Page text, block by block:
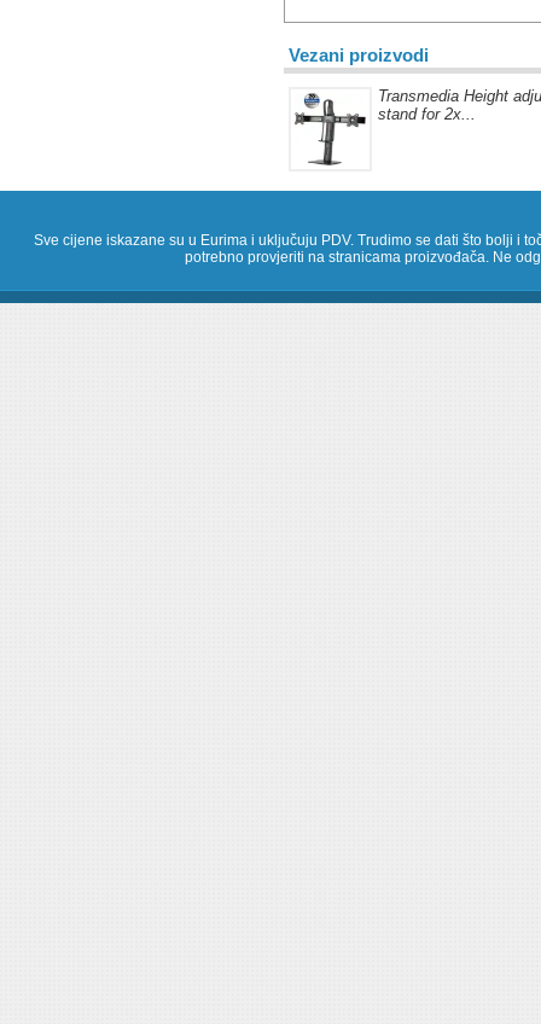
Vezani proizvodi
Transmedia Height
stand for 2x...
Sve cijene iskazane su u Eurima i uključuju PDV. Trudimo se dati što bolji i
potrebno provjeriti na stranicama proizvođača. Ne